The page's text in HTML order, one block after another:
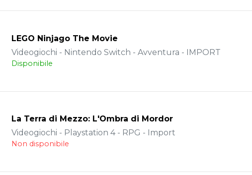
LEGO Ninjago The Movie
Videogiochi - Nintendo Switch - Avventura - IMPORT
Disponibile
La Terra di Mezzo: L'Ombra di Mordor
Videogiochi - Playstation 4 - RPG - Import
Non disponibile